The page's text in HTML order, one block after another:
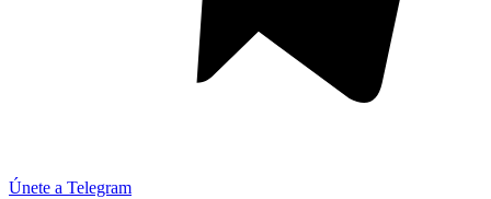
Únete a Telegram